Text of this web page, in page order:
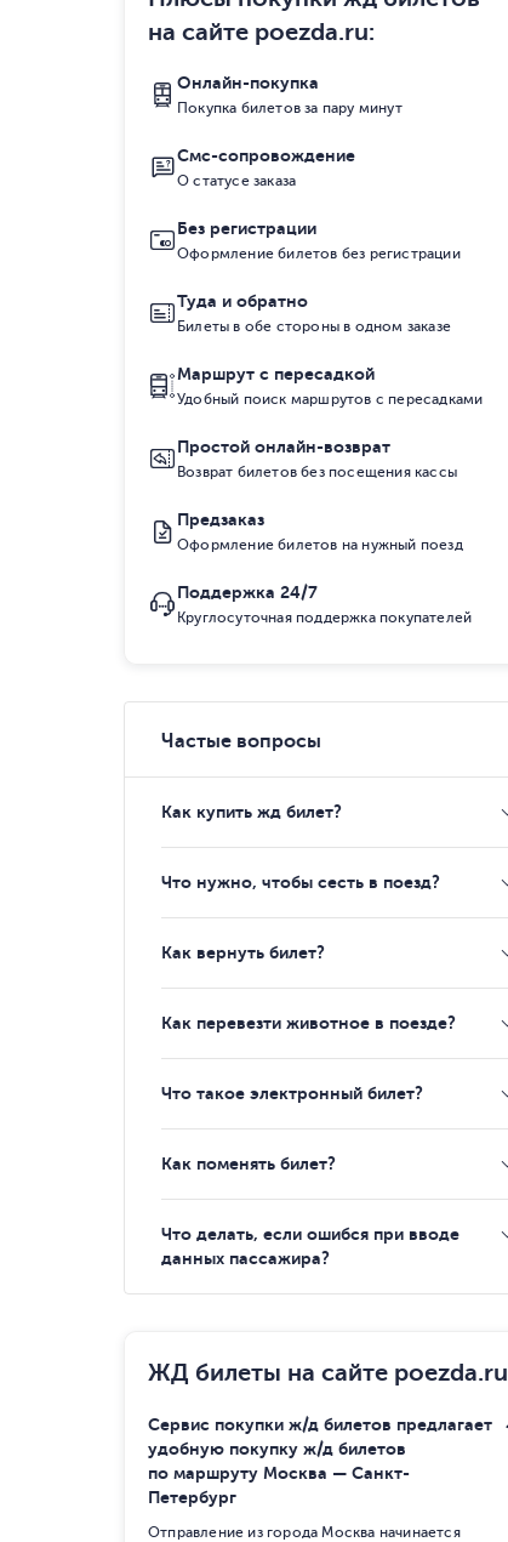
на сайте poezda.ru:
Онлайн-покупка
Покупка билетов за пару минут
Смс-сопровождение
О статусе заказа
Без регистрации
Оформление билетов без регистрации
Туда и обратно
Билеты в обе стороны в одном заказе
Маршрут с пересадкой
Удобный поиск маршрутов с пересадками
Простой онлайн-возврат
Возврат билетов без посещения кассы
Предзаказ
Оформление билетов на нужный поезд
Поддержка 24/7
Круглосуточная поддержка покупателей
Частые вопросы
Как купить жд билет?
Что нужно, чтобы сесть в поезд?
Как вернуть билет?
Как перевезти животное в поезде?
Что такое электронный билет?
Как поменять билет?
Что делать, если ошибся при вводе
данных пассажира?
ЖД билеты на сайте poezda.ru
Сервис покупки ж/д билетов предлагает
удобную покупку ж/д билетов
по маршруту Москва — Санкт-
Петербург
Отправление из города Москва начинается